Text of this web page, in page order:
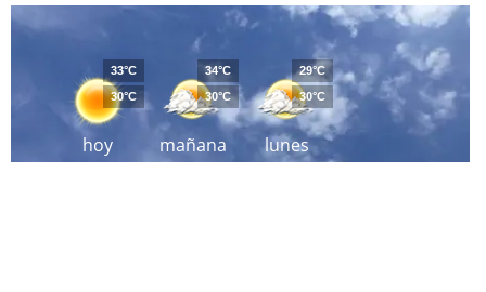
hoy
33°C
30°C
mañana
34°C
30°C
lunes
29°C
30°C